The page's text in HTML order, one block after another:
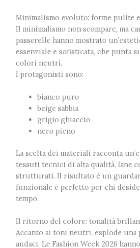
Minimalismo evoluto: forme pulite
Il minimalismo non scompare, ma
passerelle hanno mostrato
essenziale e sofisticata, che punta
colori neutri.
I protagonisti sono:
bianco puro
beige sabbia
grigio ghiaccio
nero pieno
La scelta dei materiali racconta
tessuti tecnici di alta qualità, lane
strutturati. Il risultato è un
funzionale e perfetto per chi
tempo.
Il ritorno del colore: tonalità
Accanto ai toni neutri, esplode
audaci. Le Fashion Week 2026